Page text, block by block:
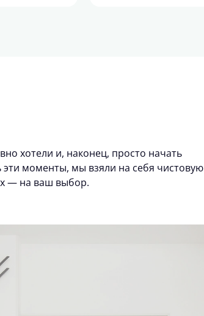
хотели и, наконец, просто начать
моменты, мы взяли на себя чистовую
— на ваш выбор.